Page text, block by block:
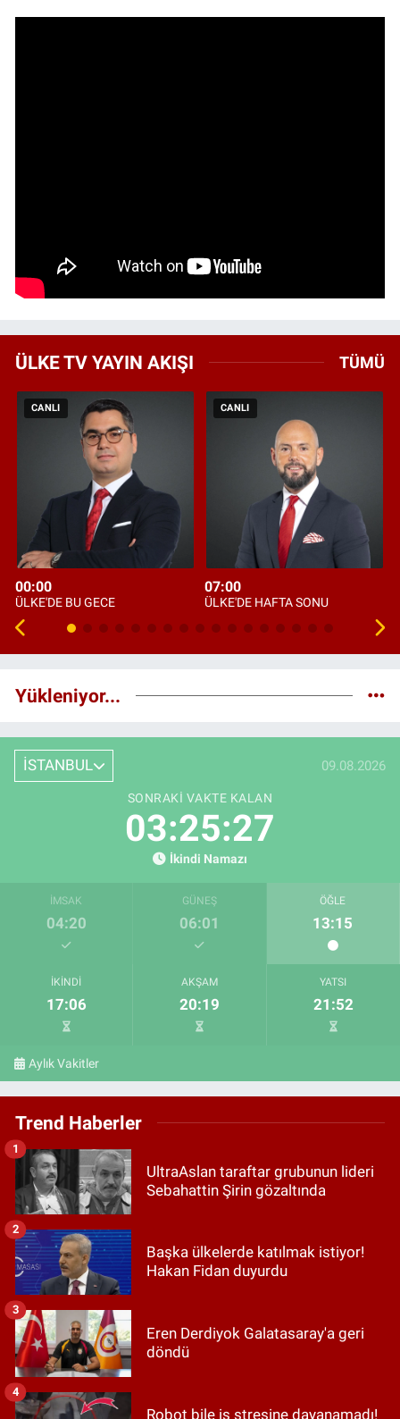
ÜLKE TV YAYIN AKIŞI TÜMÜ
CANLI
00:00
ÜLKE'DE BU GECE
CANLI
07:00
ÜLKE'DE HAFTA SONU
Yükleniyor...
İSTANBUL 09.08.2026
SONRAKI VAKTE KALAN
03:25:26
İkindi Namazı
İMSAK
04:20
GÜNEŞ
06:01
ÖĞLE
13:15
İKINDI
17:06
AKŞAM
20:19
YATSI
21:52
Aylık Vakitler
Trend Haberler
UltraAslan taraftar grubunun lideri
Sebahattin Şirin gözaltında
1
Başka ülkelerde katılmak istiyor!
Hakan Fidan duyurdu
2
Eren Derdiyok Galatasaray'a geri
döndü
3
Robot bile iş stresine dayanamadı!
4